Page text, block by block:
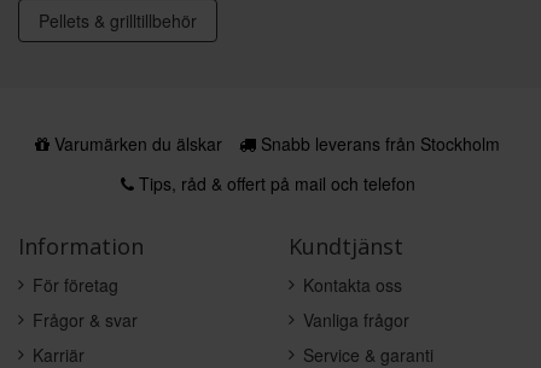
Pellets & grilltillbehör
Varumärken du älskar
Snabb leverans från Stockholm
Tips, råd & offert på mail och telefon
Information
För företag
Frågor & svar
Karriär
Kundtjänst
Kontakta oss
Vanliga frågor
Service & garanti